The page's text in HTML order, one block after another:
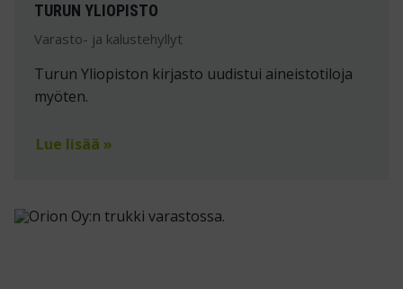
TURUN YLIOPISTO
Varasto- ja kalustehyllyt
Turun Yliopiston kirjasto uudistui aineistotiloja
myöten.
Lue lisää »